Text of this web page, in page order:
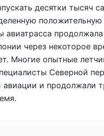
десятки тысяч
положительную
продолжала
через некоторое
Многие опытные
Северной
и продолжали